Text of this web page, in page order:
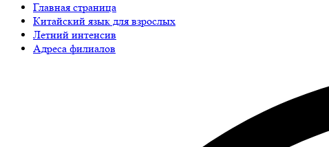
Главная страница
Китайский язык для взрослых
Летний интенсив
Адреса филиалов